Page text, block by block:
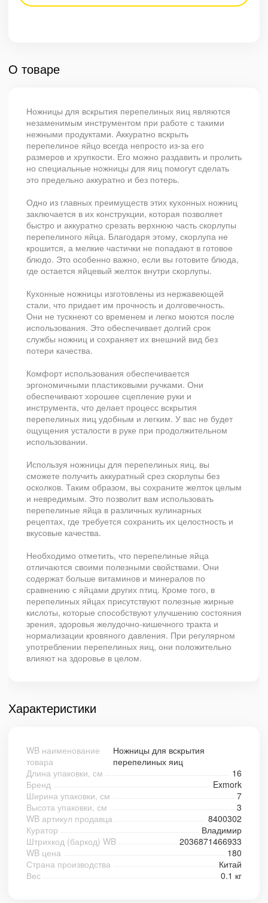
О товаре
Ножницы для вскрытия перепелиных яиц являются
незаменимым инструментом при работе с такими
нежными продуктами. Аккуратно вскрыть
перепелиное яйцо всегда непросто из-за его
размеров и хрупкости. Его можно раздавить и пролить
но специальные ножницы для яиц помогут сделать
это предельно аккуратно и без потерь.
Одно из главных преимуществ этих кухонных ножниц
заключается в их конструкции, которая позволяет
быстро и аккуратно срезать верхнюю часть скорлупы
перепелиного яйца. Благодаря этому, скорлупа не
крошится, а мелкие частички не попадают в готовое
блюдо. Это особенно важно, если вы готовите блюда,
где остается яйцевый желток внутри скорлупы.
Кухонные ножницы изготовлены из нержавеющей
стали, что придает им прочность и долговечность.
Они не тускнеют со временем и легко моются после
использования. Это обеспечивает долгий срок
службы ножниц и сохраняет их внешний вид без
потери качества.
Комфорт использования обеспечивается
эргономичными пластиковыми ручками. Они
обеспечивают хорошее сцепление руки и
инструмента, что делает процесс вскрытия
перепелиных яиц удобным и легким. У вас не будет
ощущения усталости в руке при продолжительном
использовании.
Используя ножницы для перепелиных яиц, вы
сможете получить аккуратный срез скорлупы без
осколков. Таким образом, вы сохраните желток целым
и невредимым. Это позволит вам использовать
перепелиные яйца в различных кулинарных
рецептах, где требуется сохранить их целостность и
вкусовые качества.
Необходимо отметить, что перепелиные яйца
отличаются своими полезными свойствами. Они
содержат больше витаминов и минералов по
сравнению с яйцами других птиц. Кроме того, в
перепелиных яйцах присутствуют полезные жирные
кислоты, которые способствуют улучшению состояния
зрения, здоровья желудочно-кишечного тракта и
нормализации кровяного давления. При регулярном
употреблении перепелиных яиц, они положительно
влияют на здоровье в целом.
Характеристики
WB наименование
товара
Ножницы для вскрытия
перепелиных яиц
Длина упаковки, см
16
Бренд
Exmork
Ширина упаковки, см
7
Высота упаковки, см
3
WB артикул продавца
8400302
Куратор
Владимир
Штрихкод (баркод) WB
2036871466933
WB цена
180
Страна производства
Китай
Вес
0.1 кг